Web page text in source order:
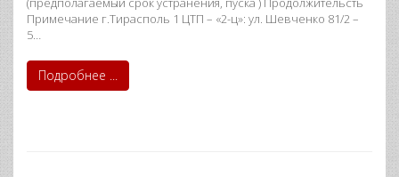
Примечание г.Тирасполь 1 ЦТП – «2-ц»: ул. Шевченко 81/2 –
5…
Подробнее ...